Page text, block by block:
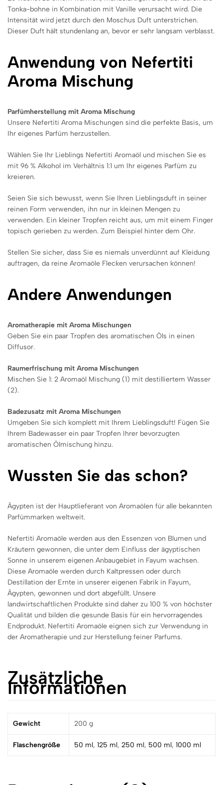
Tonka-bohne in Kombination mit Vanille verursacht wird. Die
Intensität wird jetzt durch den Moschus Duft unterstrichen.
Dieser Duft hält stundenlang an, bevor er sehr langsam verblasst.
Anwendung von Nefertiti
Aroma Mischung
Parfümherstellung mit Aroma Mischung
Unsere Nefertiti Aroma Mischungen sind die perfekte Basis, um
Ihr eigenes Parfüm herzustellen.
Wählen Sie Ihr Lieblings Nefertiti Aromaöl und mischen Sie es
mit 96 % Alkohol im Verhältnis 1:1 um Ihr eigenes Parfüm zu
kreieren.
Seien Sie sich bewusst, wenn Sie Ihren Lieblingsduft in seiner
reinen Form verwenden, ihn nur in kleinen Mengen zu
verwenden. Ein kleiner Tropfen reicht aus, um mit einem Finger
topisch gerieben zu werden. Zum Beispiel hinter dem Ohr.
Stellen Sie sicher, dass Sie es niemals unverdünnt auf Kleidung
auftragen, da reine Aromaöle Flecken verursachen können!
Andere Anwendungen
Aromatherapie mit Aroma Mischungen
Geben Sie ein paar Tropfen des aromatischen Öls in einen
Diffusor.
Raumerfrischung mit Aroma Mischungen
Mischen Sie 1: 2 Aromaöl Mischung (1) mit destilliertem Wasser
(2).
Badezusatz mit Aroma Mischungen
Umgeben Sie sich komplett mit Ihrem Lieblingsduft! Fügen Sie
Ihrem Badewasser ein paar Tropfen Ihrer bevorzugten
aromatischen Ölmischung hinzu.
Wussten Sie das schon?
Ägypten ist der Hauptlieferant von Aromaölen für alle bekannten
Parfümmarken weltweit.
Nefertiti Aromaöle werden aus den Essenzen von Blumen und
Kräutern gewonnen, die unter dem Einfluss der ägyptischen
Sonne in unserem eigenen Anbaugebiet in Fayum wachsen.
Diese Aromaöle werden durch Kaltpressen oder durch
Destillation der Ernte in unserer eigenen Fabrik in Fayum,
Ägypten, gewonnen und dort abgefüllt. Unsere
landwirtschaftlichen Produkte sind daher zu 100 % von höchster
Qualität und bilden die gesunde Basis für ein hervorragendes
Endprodukt. Nefertiti Aromaöle eignen sich zur Verwendung in
der Aromatherapie und zur Herstellung feiner Parfums.
Zusätzliche
Informationen
Gewicht 200 g
Flaschengröße 50 ml, 125 ml, 250 ml, 500 ml, 1000 ml